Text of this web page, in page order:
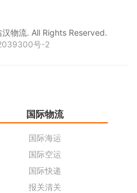
物流. All Rights Reserved.
号-2
国际物流
国际海运
国际空运
国际快递
报关清关